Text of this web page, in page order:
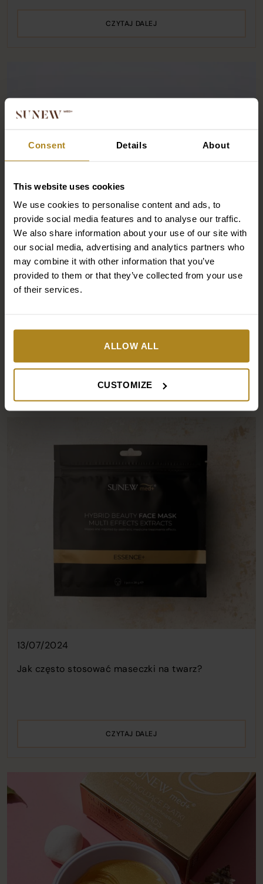
Consent Details About
This website uses cookies
We use cookies to personalise content and ads, to
provide social media features and to analyse our traffic.
We also share information about your use of our site with
our social media, advertising and analytics partners who
may combine it with other information that you’ve
provided to them or that they’ve collected from your use
of their services.
ALLOW ALL
CUSTOMIZE
CZYTAJ DALEJ
25/08/2024
13/07/2024
Jak często stosować maseczki na twarz?
CZYTAJ DALEJ